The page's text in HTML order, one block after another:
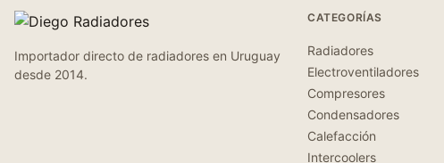
Importador directo de radiadores en Uruguay
desde 2014.
CATEGORÍAS
Radiadores
Electroventiladores
Compresores
Condensadores
Calefacción
Intercoolers